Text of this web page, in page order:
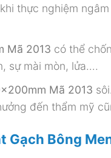
thực nghiệm
Mã 2013 có thể
sự mài mòn, lửa….
Mã 2013
đến thẩm mỹ
Gạch Bông